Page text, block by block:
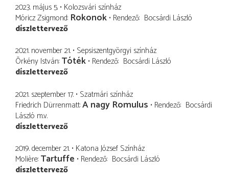
2023. május 5. Kolozsvári színház
Móricz Zsigmond Rokonok Rendező Bocsárdi László
díszlettervező
2021. november 21. Sepsiszentgyörgyi színház
Örkény István Tóték Rendező Bocsárdi László
díszlettervező
2021. szeptember 17. Szatmári színház
Friedrich Dürrenmatt A nagy Romulus Rendező Bocsárdi
László m.v.
díszlettervező
2019. december 21. Katona József Színház
Molière Tartuffe Rendező Bocsárdi László
díszlettervező